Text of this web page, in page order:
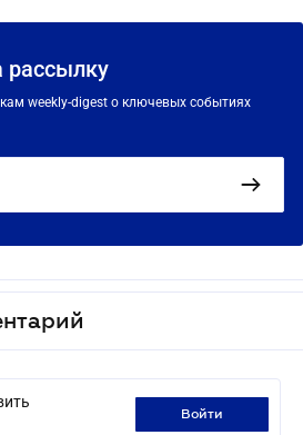
рассылку
weekly-digest о ключевых событиях
войти